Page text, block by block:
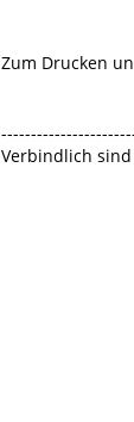
Zum Drucken
Verbindlich